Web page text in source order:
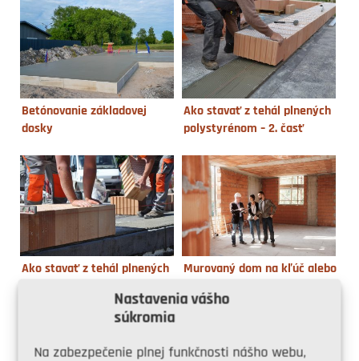
Nastavenia vášho
súkromia
Na zabezpečenie plnej funkčnosti nášho webu,
Betónovanie základovej
dosky
Ako stavať z tehál plnených
polystyrénom – 2. časť
Ako stavať z tehál plnených
Murovaný dom na kľúč alebo